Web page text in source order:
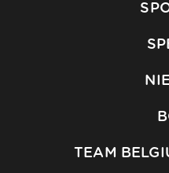
TEAM